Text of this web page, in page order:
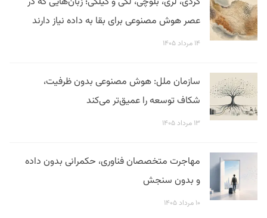
عصر هوش مصنوعی برای بقا به داده نیاز دارند
۱۴ مرداد ۱۴۰۵
سازمان ملل: هوش مصنوعی بدون ظرفیت،
شکاف توسعه را عمیق‌تر می‌کند
۱۳ مرداد ۱۴۰۵
مهاجرت متخصصان فناوری، حکمرانی بدون داده
و بدون سنجش
۱۰ مرداد ۱۴۰۵